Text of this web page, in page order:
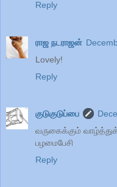
Reply
ராஜ நடராஜன்
Lovely!
Reply
குடுகுடுப்பை
வருகைக்கும்
பழமைபேசி
Reply